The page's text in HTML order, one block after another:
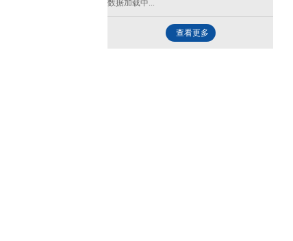
数据加载中...
查看更多